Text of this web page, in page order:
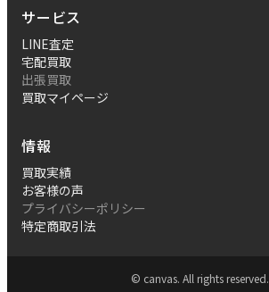
サービス
LINE査定
宅配買取
出張買取
買取マイページ
情報
買取実績
お客様の声
プライバシーポリシー
特定商取引法
© canvas. All rights reserved.